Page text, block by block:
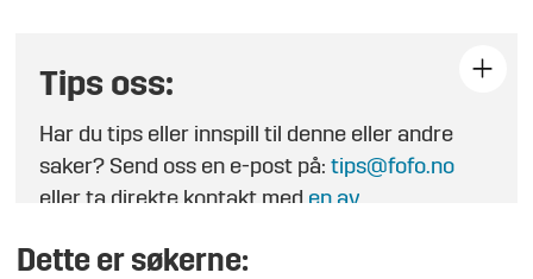
Tips oss:
Har du tips eller innspill til denne eller andre
saker? Send oss en e-post på:tips@fofo.no
eller ta direkte kontakt med en av
Dette er søkerne: